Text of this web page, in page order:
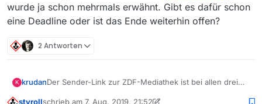
wurde ja schon mehrmals erwähnt. Gibt es dafür schon
eine Deadline oder ist das Ende weiterhin offen?
2 Antworten
K krudanDer Sender-Link zur ZDF-Mediathek ist bei allen drei
styrollschrieb am 7. Aug. 2019, 21:52